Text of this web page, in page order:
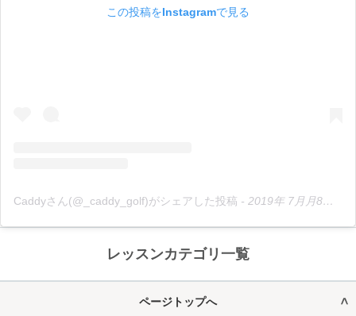
この投稿をInstagramで見る
Caddyさん(@_caddy_golf)がシェアした投稿 - 2019年 7月月8日午後6時37分PDT
レッスンカテゴリ一覧
ページトップへ